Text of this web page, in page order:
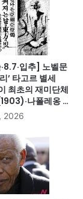
입추] 노벨문
’ 타고르 별세
최초의 재미단체
나폴레옹 세
유배(1815)·英 해
함대 격파
탐사로봇 큐리오
(2012)·日, 화이
한국 제외(2019)
2026